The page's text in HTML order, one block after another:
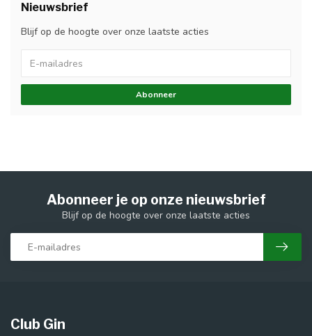
Nieuwsbrief
Blijf op de hoogte over onze laatste acties
Abonneer
Abonneer je op onze nieuwsbrief
Blijf op de hoogte over onze laatste acties
Club Gin